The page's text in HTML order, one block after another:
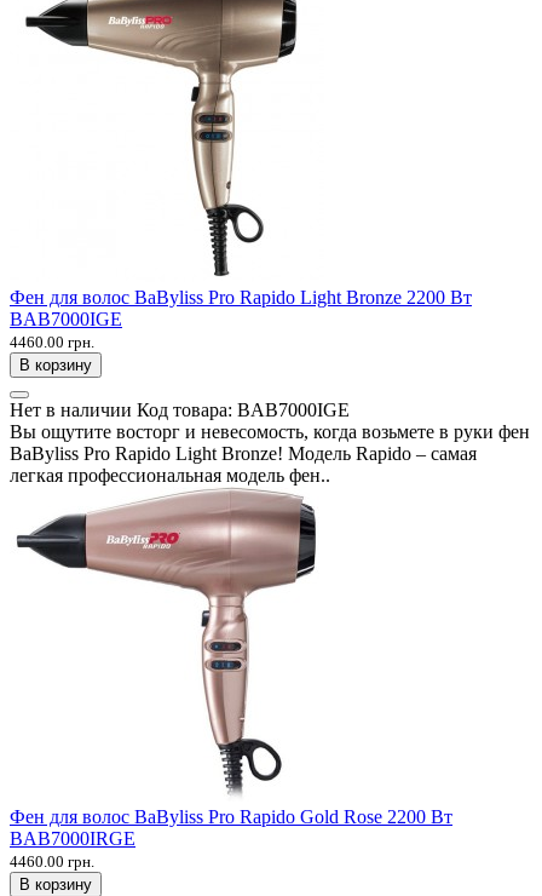
Фен для волос BaByliss Pro Rapido Light Bronze 2200 Вт
BAB7000IGE
4460.00 грн.
В корзину
Нет в наличии Код товара: BAB7000IGE
Вы ощутите восторг и невесомость, когда возьмете в руки фен
BaByliss Pro Rapido Light Bronze! Модель Rapido – самая
легкая профессиональная модель фен..
Фен для волос BaByliss Pro Rapido Gold Rose 2200 Вт
BAB7000IRGE
4460.00 грн.
В корзину